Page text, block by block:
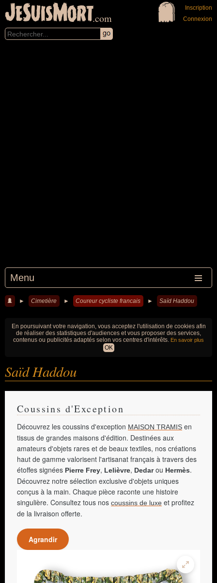
JeSuisMort.com
Menu
Inscription
Connexion
► Cimetière ► Coureur cycliste francais ► Saïd Haddou
En poursuivant votre navigation, vous acceptez l'utilisation de cookies afin
de réaliser des statistiques d'audiences et vous proposer des services,
contenus ou publicités adaptés selon vos centres d'intérêts. En savoir plus
OK
Saïd Haddou
Coussins d'Exception
Découvrez les coussins d'exception MAISON TRAMIS en
tissus de grandes maisons d'édition. Destinées aux
amateurs d'objets rares et de beaux textiles, nos créations
haut de gamme valorisent l'artisanat français à travers des
étoffes signées Pierre Frey, Lelièvre, Dedarou Hermès.
Découvrez notre sélection exclusive d'objets uniques
conçus à la main. Chaque pièce raconte une histoire
singulière. Consultez tous nos coussins de luxe et profitez
de la livraison offerte.
Agrandir